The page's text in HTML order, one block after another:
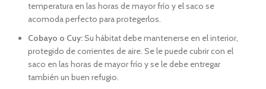
temperatura en las horas de mayor frío y el saco se
acomoda perfecto para protegerlos.
Cobayo o Cuy:Su hábitat debe mantenerse en el interior,
protegido de corrientes de aire. Se le puede cubrir con el
saco en las horas de mayor frío y se le debe entregar
también un buen refugio.